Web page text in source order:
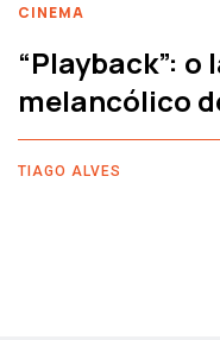
CINEMA
“Playback”:
melancólico
TIAGO ALVES